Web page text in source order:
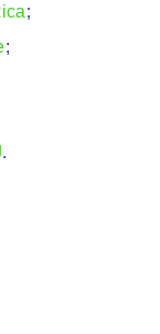
;
;
.